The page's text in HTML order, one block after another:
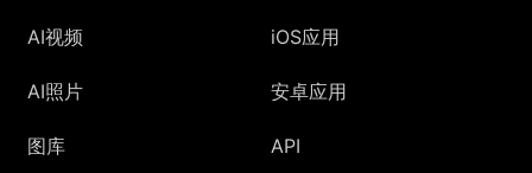
AI视频
AI照片
图库
iOS应用
安卓应用
API